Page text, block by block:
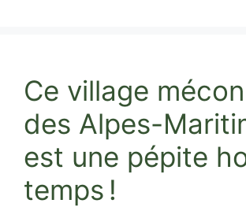
Ce village
des Alpes-
est une pépite
temps !